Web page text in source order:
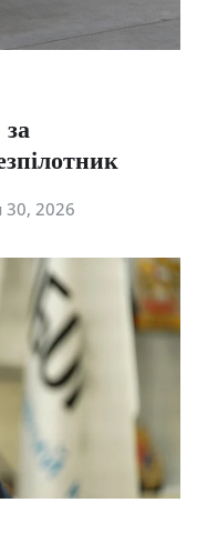
30, 2026